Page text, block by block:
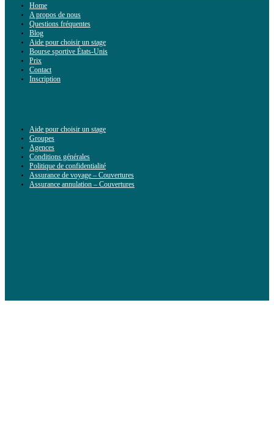
Home
A propos de nous
Questions fréquentes
Blog
Aide pour choisir un stage
Bourse sportive États-Unis
Prix
Contact
Inscription
Aide pour choisir un stage
Groupes
Agences
Conditions générales
Politique de confidentialité
Assurance de voyage – Couvertures
Assurance annulation – Couvertures